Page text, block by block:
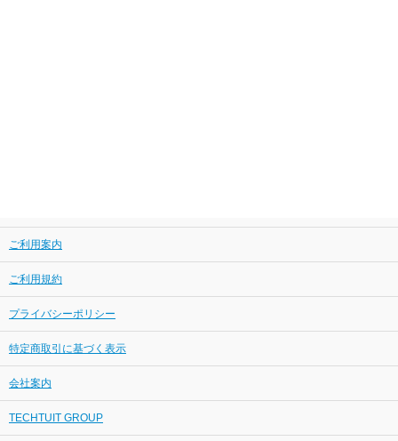
ご利用案内
ご利用規約
プライバシーポリシー
特定商取引に基づく表示
会社案内
TECHTUIT GROUP